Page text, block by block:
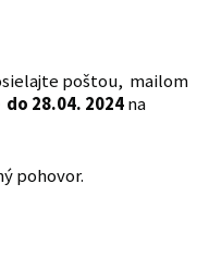
poštou, mailom
do 28.04. 2024na
pohovor.